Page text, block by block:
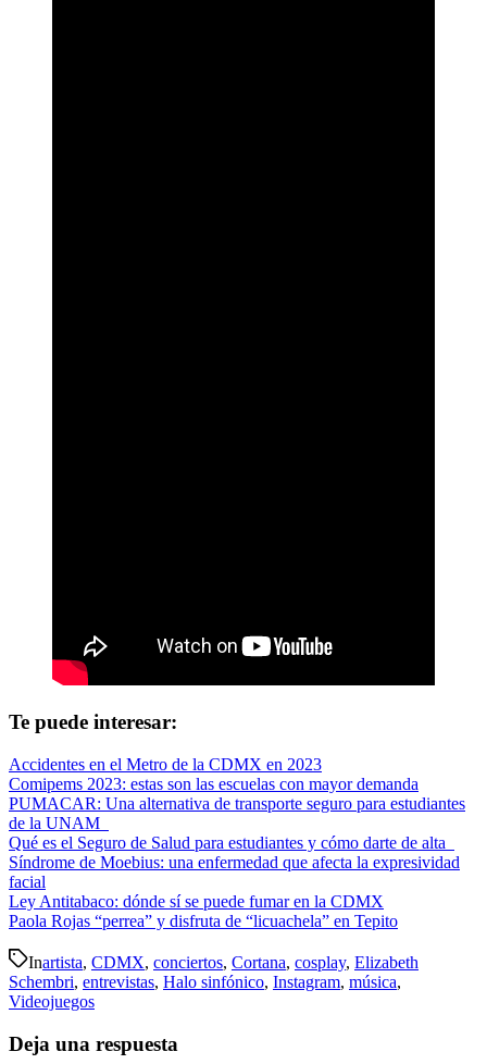
Te puede interesar:
Accidentes en el Metro de la CDMX en 2023
Comipems 2023: estas son las escuelas con mayor demanda
PUMACAR: Una alternativa de transporte seguro para estudiantes
de la UNAM
Qué es el Seguro de Salud para estudiantes y cómo darte de alta
Síndrome de Moebius: una enfermedad que afecta la expresividad
facial
Ley Antitabaco: dónde sí se puede fumar en la CDMX
Paola Rojas “perrea” y disfruta de “licuachela” en Tepito
Inartista, CDMX, conciertos, Cortana, cosplay, Elizabeth
Schembri, entrevistas, Halo sinfónico, Instagram, música,
Videojuegos
Deja una respuesta